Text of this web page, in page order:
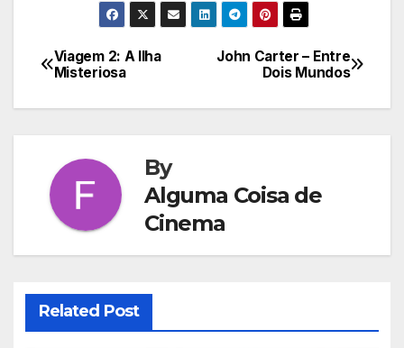
Navegação
de
John Carter – Entre
Dois Mundos
Viagem 2: A Ilha
Misteriosa
By
Alguma Coisa de
Cinema
Related Post